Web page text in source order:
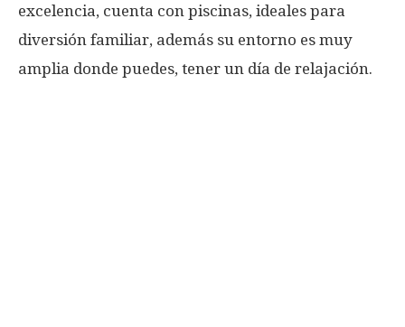
excelencia, cuenta con piscinas, ideales para
diversión familiar, además su entorno es muy
amplia donde puedes, tener un día de relajación.